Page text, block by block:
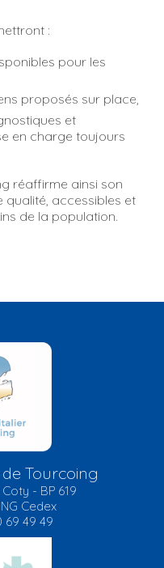
:
pour les
proposés sur place,
et
en charge toujours
réaffirme ainsi son
accessibles et
de la population.
Tourcoing
- BP 619
Cedex
69 49 49